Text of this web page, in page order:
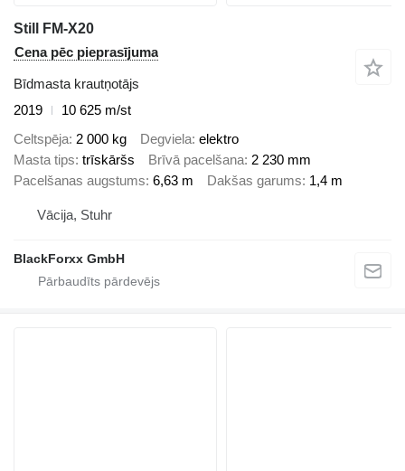
Still FM-X20
Cena pēc pieprasījuma
Bīdmasta krautņotājs
2019
10 625 m/st
Celtspēja 2 000 kg Degviela elektro
Masta tips trīskāršs Brīvā pacelšana 2 230 mm
Pacelšanas augstums 6,63 m Dakšas garums 1,4 m
Vācija, Stuhr
BlackForxx GmbH